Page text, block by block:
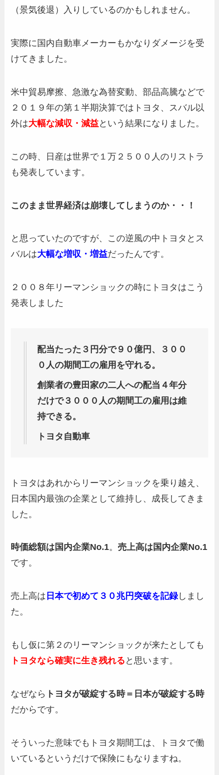
（景気後退）入りしているのかもしれません。
実際に国内自動車メーカーもかなりダメージを受
けてきました。
米中貿易摩擦、急激な為替変動、部品高騰などで
２０１９年の第１半期決算ではトヨタ、スバル以
外は大幅な減収・減益という結果になりました。
この時、日産は世界で１万２５００人のリストラ
も発表しています。
このまま世界経済は崩壊してしまうのか・・！
と思っていたのですが、この逆風の中トヨタとス
バルは大幅な増収・増益だったんです。
２００８年リーマンショックの時にトヨタはこう
発表しました
配当たった３円分で９０億円、３００
０人の期間工の雇用を守れる。
創業者の豊田家の二人への配当４年分
だけで３０００人の期間工の雇用は維
持できる。
トヨタ自動車
トヨタはあれからリーマンショックを乗り越え、
日本国内最強の企業として維持し、成長してきま
した。
時価総額は国内企業No.1。売上高は国内企業No.1
です。
売上高は 日本で初めて３０兆円突破を記録しまし
た。
もし仮に第２のリーマンショックが来たとしても
トヨタなら確実に生き残れる と思います。
なぜなら トヨタが破綻する時＝日本が破綻する時
だからです。
そういった意味でもトヨタ期間工は、トヨタで働
いているというだけで保険にもなりますね。